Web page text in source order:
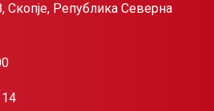
Скопје, Република Северна